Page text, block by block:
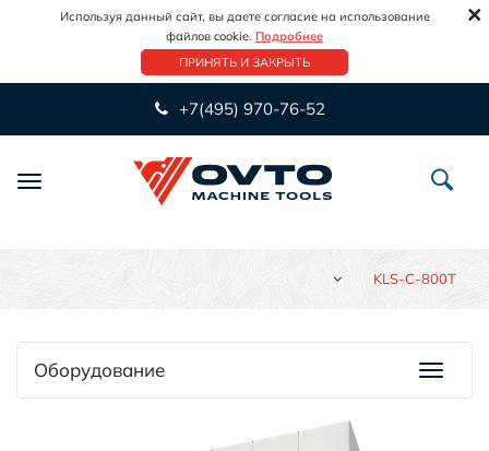
Используя данный сайт, вы даете согласие на использование
файлов cookie. Подробнее
ПРИНЯТЬ И ЗАКРЫТЬ
×
+7(495) 970-76-52
Переключить
KLS-C-800T
Оборудование